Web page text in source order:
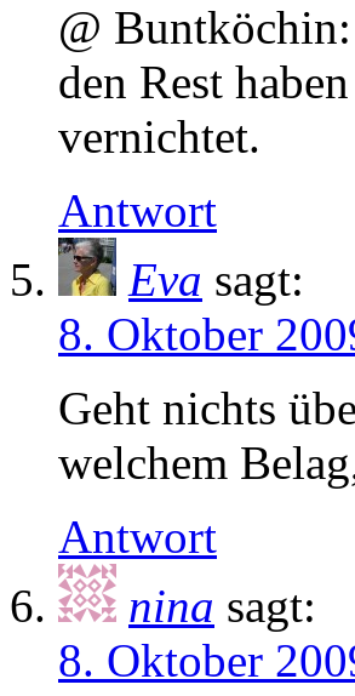
@
den Rest
vernichtet.
Antwort
Eva sagt:
8. Oktober
Geht nichts
welchem
Antwort
nina sagt:
8. Oktober